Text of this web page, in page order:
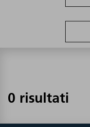
0 risultati